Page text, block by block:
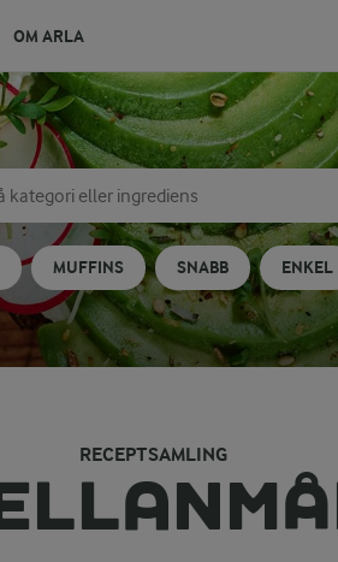
OM ARLA
kategori eller ingrediens
sökord för att få förslag
MUFFINS SNABB ENKEL
RECEPTSAMLING